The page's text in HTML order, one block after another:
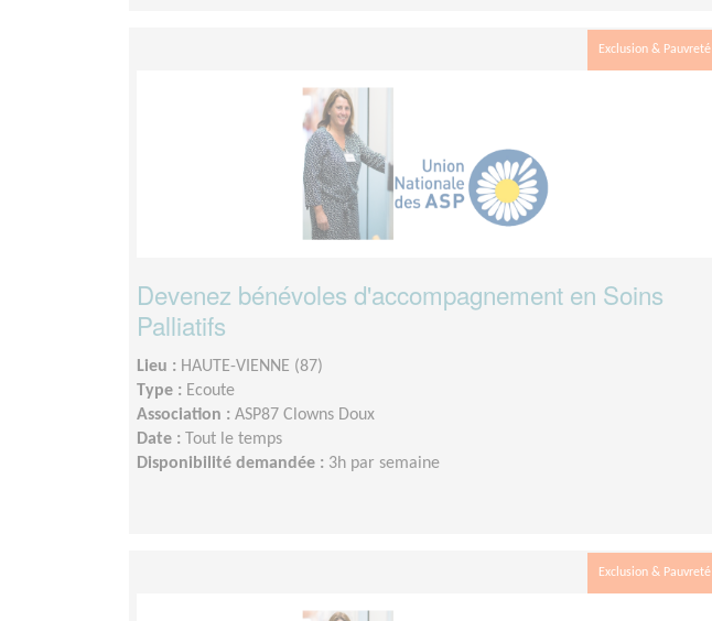
Exclusion & Pauvreté
Devenez bénévoles d'accompagnement en Soins
Palliatifs
Lieu : HAUTE-VIENNE (87)
Type : Ecoute
Association : ASP87 Clowns Doux
Date :
Tout le temps
Disponibilité demandée : 3h par semaine
Exclusion & Pauvreté